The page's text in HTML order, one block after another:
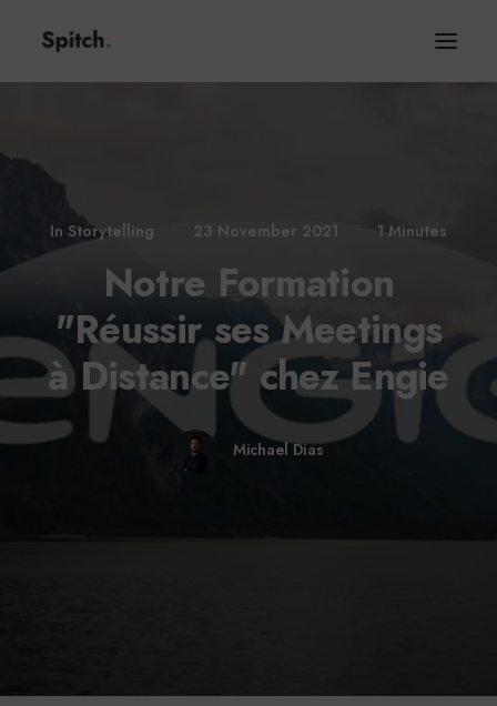
In Storytelling • 23 November 2021 • 1 Minutes
Notre Formation
"Réussir ses Meetings
à Distance" chez Engie
Michael Dias